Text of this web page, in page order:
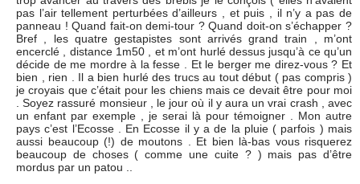
pas l’air tellement perturbées d’ailleurs , et puis , il n’y a pas de
panneau ! Quand fait-on demi-tour ? Quand doit-on s’échapper ?
Bref , les quatre gestapistes sont arrivés grand train , m’ont
encerclé , distance 1m50 , et m’ont hurlé dessus jusqu’à ce qu’un
décide de me mordre à la fesse . Et le berger me direz-vous ? Et
bien , rien . Il a bien hurlé des trucs au tout début ( pas compris )
je croyais que c’était pour les chiens mais ce devait être pour moi
. Soyez rassuré monsieur , le jour où il y aura un vrai crash , avec
un enfant par exemple , je serai là pour témoigner . Mon autre
pays c’est l’Ecosse . En Ecosse il y a de la pluie ( parfois ) mais
aussi beaucoup (!) de moutons . Et bien là-bas vous risquerez
beaucoup de choses ( comme une cuite ? ) mais pas d’être
mordus par un patou ..